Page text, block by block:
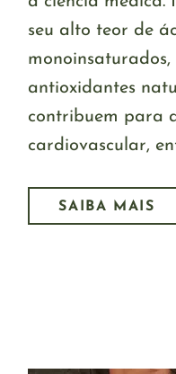
seu alto teor de
antioxidantes
contribuem para
cardiovascular,
SAIBA MAIS